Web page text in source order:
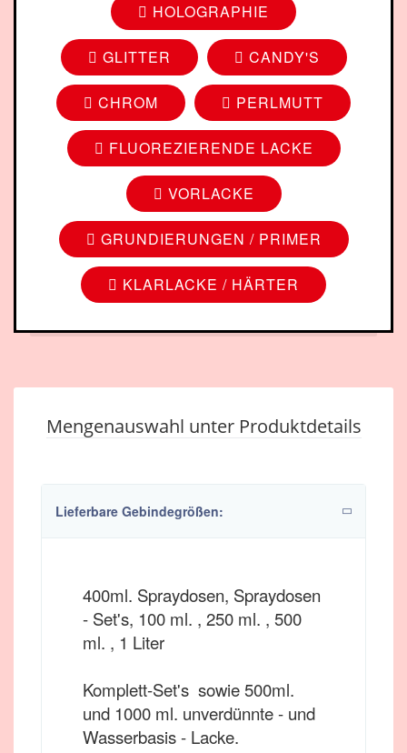
HOLOGRAPHIE
GLITTER CANDY'S
CHROM PERLMUTT
FLUOREZIERENDE LACKE
VORLACKE
GRUNDIERUNGEN / PRIMER
KLARLACKE / HÄRTER
Mengenauswahl unter Produktdetails
Lieferbare Gebindegrößen:
400ml. Spraydosen, Spraydosen
- Set's, 100 ml. , 250 ml. , 500
ml. , 1 Liter
Komplett-Set's sowie 500ml.
und 1000 ml. unverdünnte - und
Wasserbasis - Lacke.